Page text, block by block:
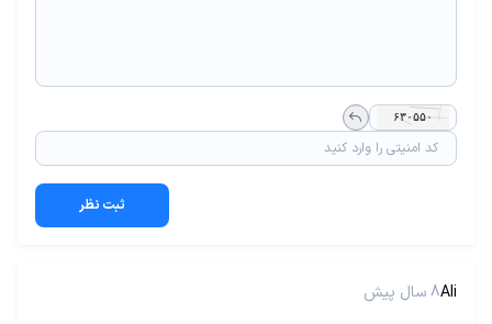
ثبت نظر
Ali8 سال پیش